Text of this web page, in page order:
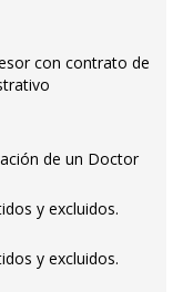
con contrato de
de un Doctor
y excluidos.
y excluidos.